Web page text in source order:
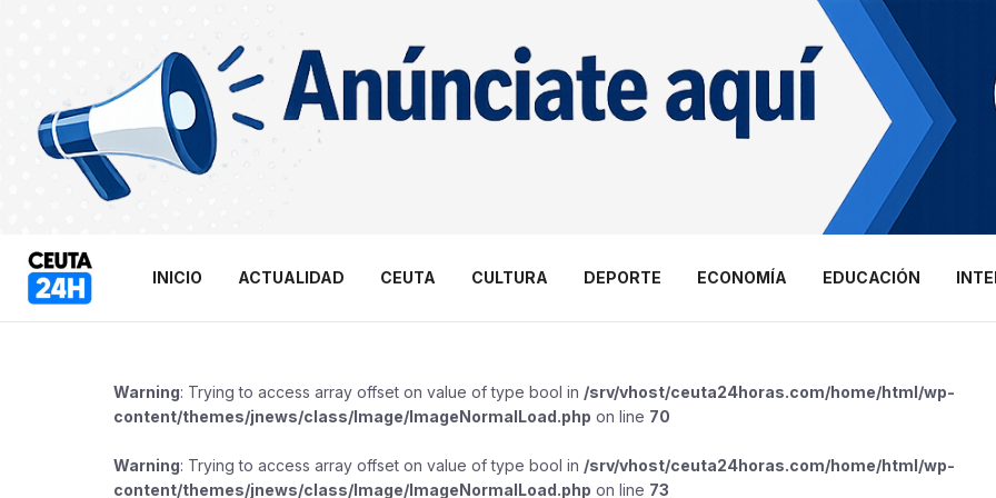
INICIO ACTUALIDAD CEUTA CULTURA DEPORTE ECONOMÍA EDUCACIÓN
Warning: Trying to access array offset on value of type bool in /srv/vhost/ceuta24horas.com/home/html/wp-
content/themes/jnews/class/Image/ImageNormalLoad.php on line 70
Warning: Trying to access array offset on value of type bool in /srv/vhost/ceuta24horas.com/home/html/wp-
content/themes/jnews/class/Image/ImageNormalLoad.php on line 73